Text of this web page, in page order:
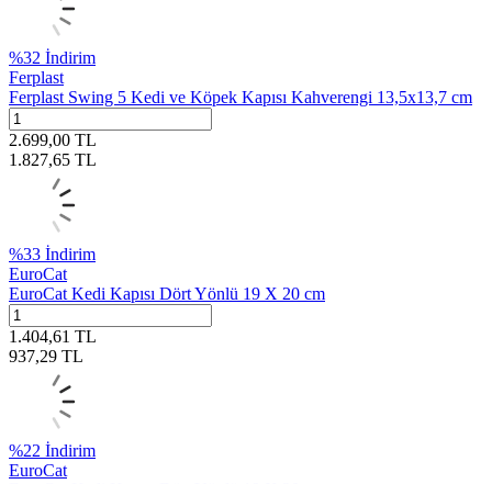
%32 İndirim
Ferplast
Ferplast Swing 5 Kedi ve Köpek Kapısı Kahverengi 13,5x13,7 cm
2.699,00 TL
1.827,65 TL
%33 İndirim
EuroCat
EuroCat Kedi Kapısı Dört Yönlü 19 X 20 cm
1.404,61 TL
937,29 TL
%22 İndirim
EuroCat